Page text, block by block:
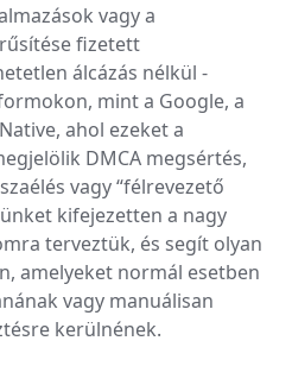
vagy a
fizetett
álcázás nélkül -
mint a Google, a
ahol ezeket a
DMCA megsértés,
vagy “félrevezető
kifejezetten a nagy
terveztük, és segít olyan
amelyeket normál esetben
vagy manuálisan
kerülnének.